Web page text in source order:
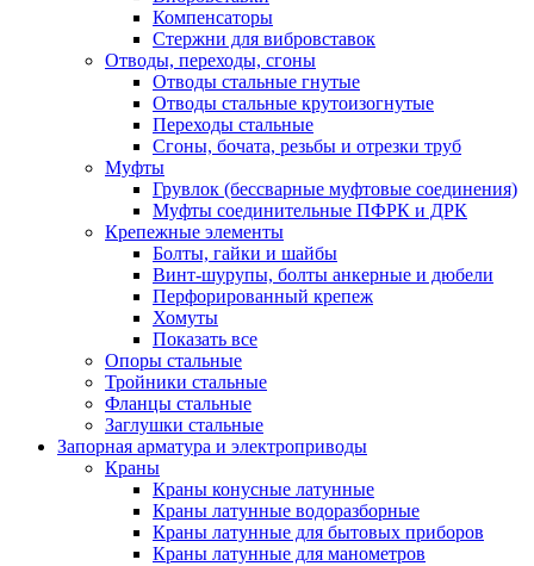
Компенсаторы
Стержни для вибровставок
Отводы, переходы, сгоны
Отводы стальные гнутые
Отводы стальные крутоизогнутые
Переходы стальные
Сгоны, бочата, резьбы и отрезки труб
Муфты
Грувлок (бессварные муфтовые соединения)
Муфты соединительные ПФРК и ДРК
Крепежные элементы
Болты, гайки и шайбы
Винт-шурупы, болты анкерные и дюбели
Перфорированный крепеж
Хомуты
Показать все
Опоры стальные
Тройники стальные
Фланцы стальные
Заглушки стальные
Запорная арматура и электроприводы
Краны
Краны конусные латунные
Краны латунные водоразборные
Краны латунные для бытовых приборов
Краны латунные для манометров